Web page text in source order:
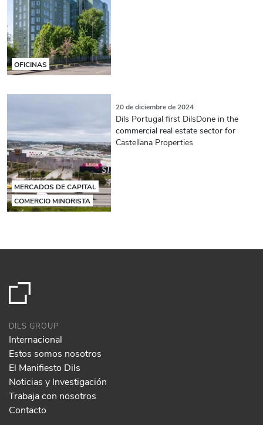
OFICINAS
MERCADOS DE CAPITAL
COMERCIO MINORISTA
20 de diciembre de 2024
Dils Portugal first DilsDone in the
commercial real estate sector for
Castellana Properties
DILS GROUP
Internacional
Estos somos nosotros
El Manifiesto Dils
Noticias y Investigación
Trabaja con nosotros
Contacto